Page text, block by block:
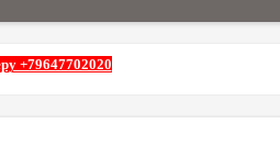
+79647702020